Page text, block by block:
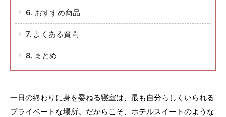
6. おすすめ商品
7. よくある質問
8. まとめ
一日の終わりに身を委ねる寝室は、最も自分らしくいられる
プライベートな場所。だからこそ、ホテルスイートのような